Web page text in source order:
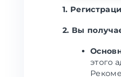
1.
2. Вы
этого